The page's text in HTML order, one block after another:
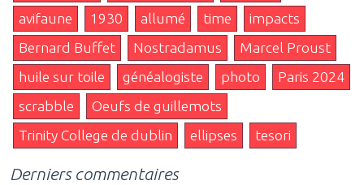
avifaune
1930 allumé time
impacts
Bernard Buffet
Nostradamus
Marcel Proust
huile sur toile
généalogiste photo
Paris 2024
scrabble
Oeufs de guillemots
Trinity College de dublin
ellipses tesori
Derniers commentaires